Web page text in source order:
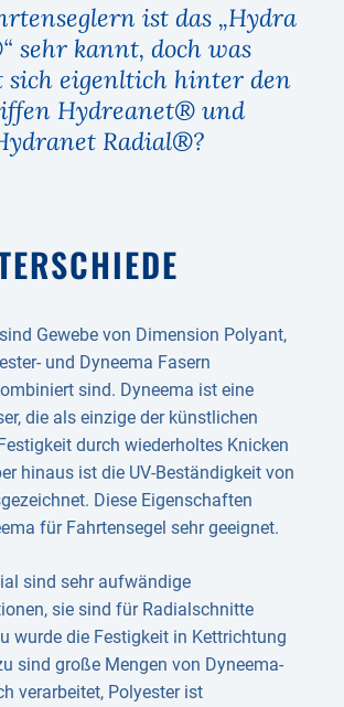
ist das „Hydra
sehr kannt, doch was
sich eigenltich hinter den
Hydreanet® und
Radial®?
Gewebe von Dimension Polyant,
und Dyneema Fasern
sind. Dyneema ist eine
die als einzige der künstlichen
durch wiederholtes Knicken
hinaus ist die UV-Beständigkeit von
Diese Eigenschaften
für Fahrtensegel sehr geeignet.
sind sehr aufwändige
sie sind für Radialschnitte
wurde die Festigkeit in Kettrichtung
sind große Mengen von Dyneema-
verarbeitet, Polyester ist